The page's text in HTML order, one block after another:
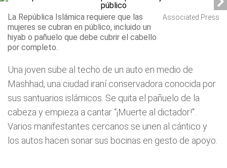
La República Islámica requiere que las
mujeres se cubran en público, incluido un
hiyab o pañuelo que debe cubrir el cabello
por completo.
Associated Press
Una joven sube al techo de un auto en medio de
Mashhad, una ciudad iraní conservadora conocida por
sus santuarios islámicos. Se quita el pañuelo de la
cabeza y empieza a cantar “¡Muerte al dictador!".
Varios manifestantes cercanos se unen al cántico y
los autos hacen sonar sus bocinas en gesto de apoyo.